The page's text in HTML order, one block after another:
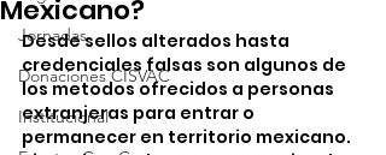
Jornadas
Donaciones CISVAC
Institucional
Mexicano?
Desde sellos alterados hasta
credenciales falsas son algunos de
los metodos ofrecidos a personas
extranjeras para entrar o
permanecer en territorio mexicano.